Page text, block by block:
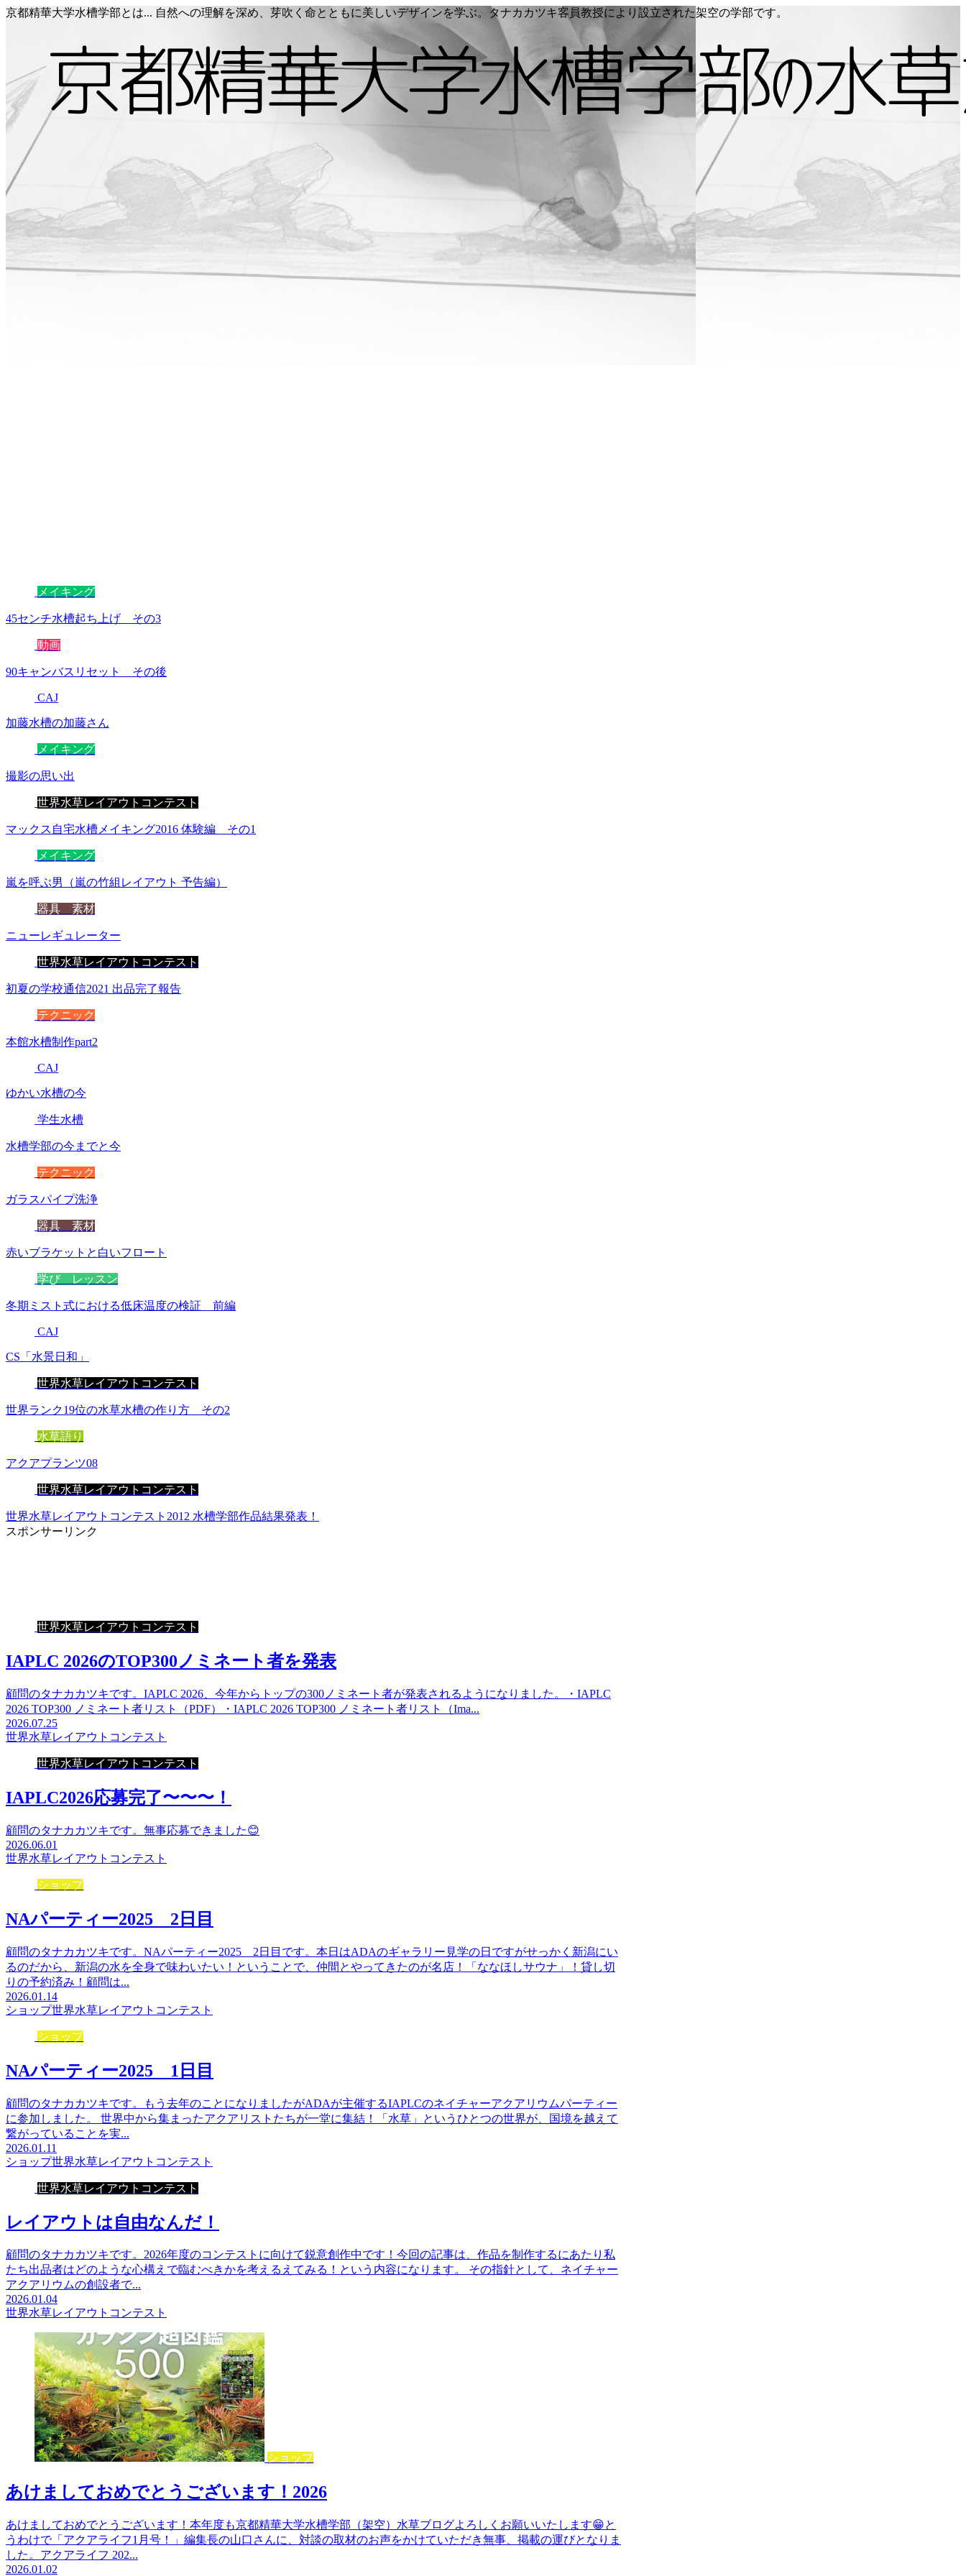
京都精華大学水槽学部とは... 自然への理解を深め、芽吹く命とともに美しいデザインを学ぶ。タナカカツキ客員教授により設立された架空の学部です。
メイキング
45センチ水槽起ち上げ その3
動画
90キャンバスリセット その後
CAJ
加藤水槽の加藤さん
メイキング
撮影の思い出
世界水草レイアウトコンテスト
マックス自宅水槽メイキング2016 体験編 その1
メイキング
嵐を呼ぶ男（嵐の竹組レイアウト 予告編）
器具 素材
ニューレギュレーター
世界水草レイアウトコンテスト
初夏の学校通信2021 出品完了報告
テクニック
本館水槽制作part2
CAJ
ゆかい水槽の今
学生水槽
水槽学部の今までと今
テクニック
ガラスパイプ洗浄
器具 素材
赤いブラケットと白いフロート
学び レッスン
冬期ミスト式における低床温度の検証 前編
CAJ
CS「水景日和」
世界水草レイアウトコンテスト
世界ランク19位の水草水槽の作り方 その2
水草語り
アクアプランツ08
世界水草レイアウトコンテスト
世界水草レイアウトコンテスト2012 水槽学部作品結果発表！
スポンサーリンク
世界水草レイアウトコンテスト
IAPLC 2026のTOP300ノミネート者を発表
顧問のタナカカツキです。IAPLC 2026、今年からトップの300ノミネート者が発表されるようになりました。・IAPLC
2026 TOP300 ノミネート者リスト（PDF）・IAPLC 2026 TOP300 ノミネート者リスト（Ima...
2026.07.25
世界水草レイアウトコンテスト
世界水草レイアウトコンテスト
IAPLC2026応募完了〜〜〜！
顧問のタナカカツキです。無事応募できました😊
2026.06.01
世界水草レイアウトコンテスト
ショップ
NAパーティー2025 2日目
顧問のタナカカツキです。NAパーティー2025 2日目です。本日はADAのギャラリー見学の日ですがせっかく新潟にい
るのだから、新潟の水を全身で味わいたい！ということで、仲間とやってきたのが名店！「ななほしサウナ」！貸し切
りの予約済み！顧問は...
2026.01.14
ショップ世界水草レイアウトコンテスト
ショップ
NAパーティー2025 1日目
顧問のタナカカツキです。もう去年のことになりましたがADAが主催するIAPLCのネイチャーアクアリウムパーティー
に参加しました。 世界中から集まったアクアリストたちが一堂に集結！「水草」というひとつの世界が、国境を越えて
繋がっていることを実...
2026.01.11
ショップ世界水草レイアウトコンテスト
世界水草レイアウトコンテスト
レイアウトは自由なんだ！
顧問のタナカカツキです。2026年度のコンテストに向けて鋭意創作中です！今回の記事は、作品を制作するにあたり私
たち出品者はどのような心構えで臨むべきかを考えるえてみる！という内容になります。 その指針として、ネイチャー
アクアリウムの創設者で...
2026.01.04
世界水草レイアウトコンテスト
ショップ
あけましておめでとうございます！2026
あけましておめでとうございます！本年度も京都精華大学水槽学部（架空）水草ブログよろしくお願いいたします😁と
うわけで「アクアライフ1月号！」編集長の山口さんに、対談の取材のお声をかけていただき無事、掲載の運びとなりま
した。アクアライフ 202...
2026.01.02